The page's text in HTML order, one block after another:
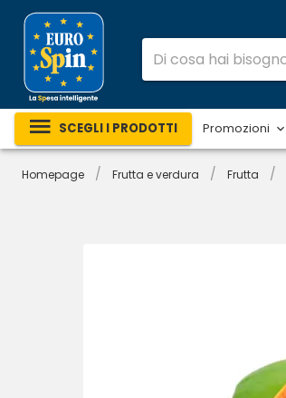
SCEGLI I PRODOTTI Promozioni
Homepage / Frutta e verdura / Frutta /